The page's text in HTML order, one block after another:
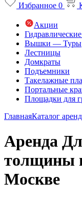
Избранное 0
Акции
Вышки — Туры
Лестницы
Домкраты
Подъемники
Такелажные
Портальные
Площадки для
ГлавнаяКаталог
Аренда
толщины
Москве